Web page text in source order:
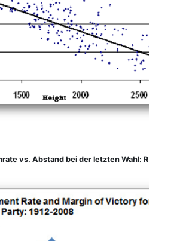
vs. Abstand bei der letzten Wahl: R